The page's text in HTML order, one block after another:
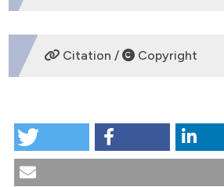
DOWNLOADS
Citation / Copyright
L’introduzione della medicina